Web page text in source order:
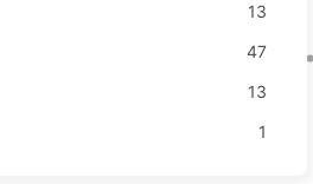
13
47
13
1